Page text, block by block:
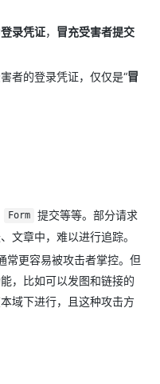
登录凭证， 冒充受害者提交
者的登录凭证，仅仅是“冒
Form
提交等等。部分请求
文章中，难以进行追踪。
常更容易被攻击者掌控。但
，比如可以发图和链接的
域下进行，且这种攻击方